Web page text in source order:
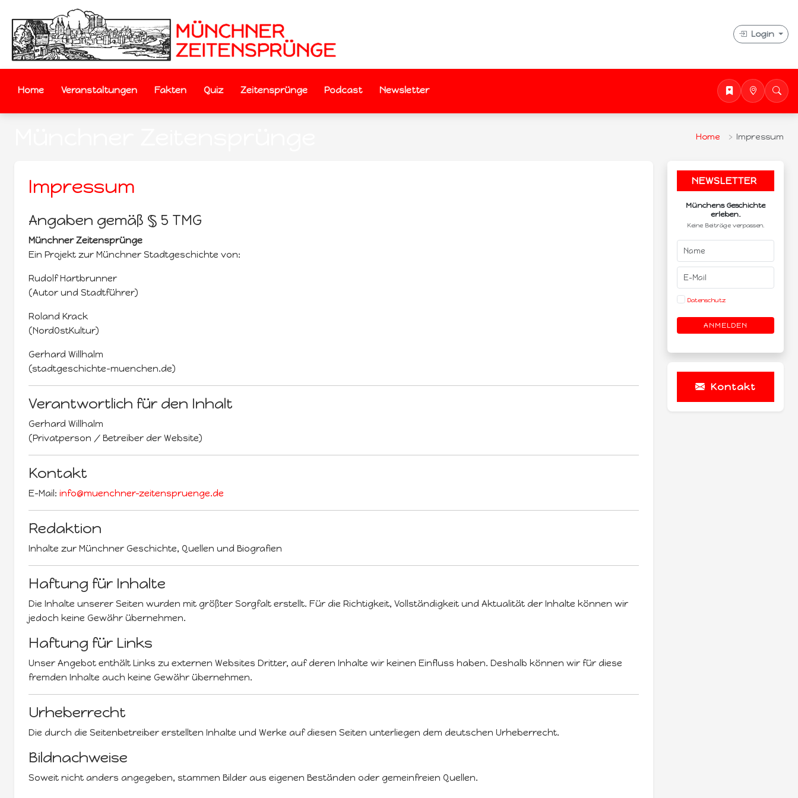
Login
Home Veranstaltungen Fakten Quiz Zeitensprünge Podcast Newsletter
Home Impressum
Impressum
Angaben gemäß § 5 TMG
Münchner Zeitensprünge
Ein Projekt zur Münchner Stadtgeschichte von:
Rudolf Hartbrunner
(Autor und Stadtführer)
Roland Krack
(NordOstKultur)
Gerhard Willhalm
(stadtgeschichte-muenchen.de)
Verantwortlich für den Inhalt
Gerhard Willhalm
(Privatperson / Betreiber der Website)
Kontakt
E-Mail: info@muenchner-zeitenspruenge.de
Redaktion
Inhalte zur Münchner Geschichte, Quellen und Biografien
Haftung für Inhalte
Die Inhalte unserer Seiten wurden mit größter Sorgfalt erstellt. Für die Richtigkeit, Vollständigkeit und Aktualität der Inhalte können wir
jedoch keine Gewähr übernehmen.
Haftung für Links
Unser Angebot enthält Links zu externen Websites Dritter, auf deren Inhalte wir keinen Einfluss haben. Deshalb können wir für diese
fremden Inhalte auch keine Gewähr übernehmen.
Urheberrecht
Die durch die Seitenbetreiber erstellten Inhalte und Werke auf diesen Seiten unterliegen dem deutschen Urheberrecht.
Bildnachweise
Soweit nicht anders angegeben, stammen Bilder aus eigenen Beständen oder gemeinfreien Quellen.
NEWSLETTER
Münchens Geschichte
erleben.
Keine Beiträge verpassen.
Datenschutz
ANMELDEN
Kontakt